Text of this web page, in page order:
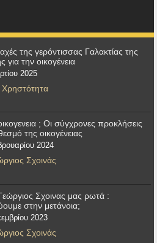
της γερόντισσας Γαλακτίας της
για την οικογένεια
2025
Χρηστότητα
; Οι σύγχρονες προκλήσεις
της οικογένειας
2024
Σχοινάς
Σχοινας μας ρωτά :
στην μετάνοια;
2023
Σχοινάς